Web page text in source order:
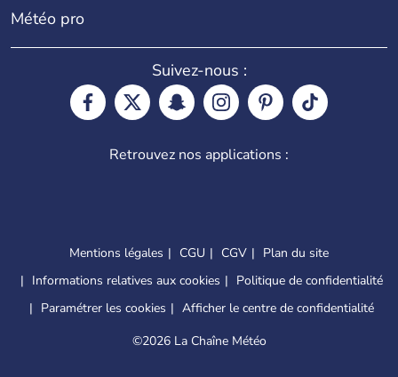
Météo pro
Suivez-nous :
Retrouvez nos applications :
Mentions légales CGU CGV
Plan du site
Informations relatives aux cookies
Politique de confidentialité
Paramétrer les cookies
Afficher le centre de confidentialité
©2026 La Chaîne Météo